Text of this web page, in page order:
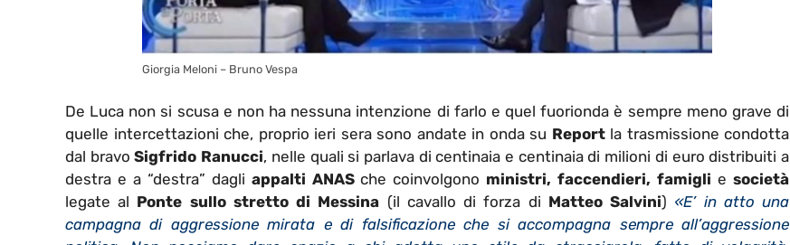
Giorgia Meloni – Bruno Vespa
De Luca non si scusa e non ha nessuna intenzione di farlo e quel fuorionda è sempre meno grave di
quelle intercettazioni che, proprio ieri sera sono andate in onda su Reportla trasmissione condotta
dal bravoSigfrido Ranucci, nelle quali si parlava di centinaia e centinaia di milioni di euro distribuiti a
destra e a “destra” dagli appalti ANASche coinvolgono ministri, faccendieri, famigli esocietà
legate al Ponte sullo stretto di Messina (il cavallo di forza di Matteo Salvini) «E’ in atto una
campagna di aggressione mirata e di falsificazione che si accompagna sempre all’aggressione